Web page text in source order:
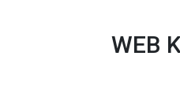
WEB